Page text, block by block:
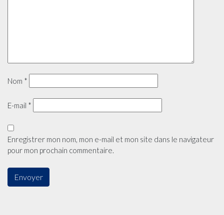
Nom *
E-mail *
Enregistrer mon nom, mon e-mail et mon site dans le navigateur
pour mon prochain commentaire.